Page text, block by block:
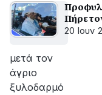
Πήρε
20 Ιουν
μετά τον
άγριο
ξυλοδαρμό